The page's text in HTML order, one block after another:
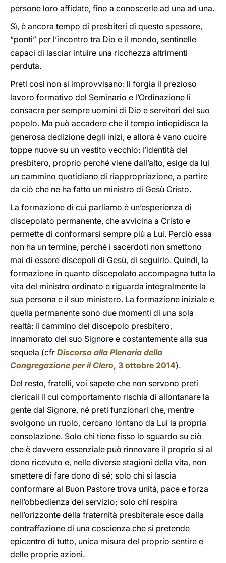
persone loro affidate, fino a conoscerle ad una ad una.
Sì, è ancora tempo di presbiteri di questo spessore,
“ponti” per l’incontro tra Dio e il mondo, sentinelle
capaci di lasciar intuire una ricchezza altrimenti
perduta.
Preti così non si improvvisano: li forgia il prezioso
lavoro formativo del Seminario e l’Ordinazione li
consacra per sempre uomini di Dio e servitori del suo
popolo. Ma può accadere che il tempo intiepidisca la
generosa dedizione degli inizi, e allora è vano cucire
toppe nuove su un vestito vecchio: l’identità del
presbitero, proprio perché viene dall’alto, esige da lui
un cammino quotidiano di riappropriazione, a partire
da ciò che ne ha fatto un ministro di Gesù Cristo.
La formazione di cui parliamo è un’esperienza di
discepolato permanente, che avvicina a Cristo e
permette di conformarsi sempre più a Lui. Perciò essa
non ha un termine, perché i sacerdoti non smettono
mai di essere discepoli di Gesù, di seguirlo. Quindi, la
formazione in quanto discepolato accompagna tutta la
vita del ministro ordinato e riguarda integralmente la
sua persona e il suo ministero. La formazione iniziale e
quella permanente sono due momenti di una sola
realtà: il cammino del discepolo presbitero,
innamorato del suo Signore e costantemente alla sua
sequela (cfr Discorso alla Plenaria della
Congregazione per il Clero, 3 ottobre 2014).
Del resto, fratelli, voi sapete che non servono preti
clericali il cui comportamento rischia di allontanare la
gente dal Signore, né preti funzionari che, mentre
svolgono un ruolo, cercano lontano da Lui la propria
consolazione. Solo chi tiene fisso lo sguardo su ciò
che è davvero essenziale può rinnovare il proprio sì al
dono ricevuto e, nelle diverse stagioni della vita, non
smettere di fare dono di sé; solo chi si lascia
conformare al Buon Pastore trova unità, pace e forza
nell’obbedienza del servizio; solo chi respira
nell’orizzonte della fraternità presbiterale esce dalla
contraffazione di una coscienza che si pretende
epicentro di tutto, unica misura del proprio sentire e
delle proprie azioni.